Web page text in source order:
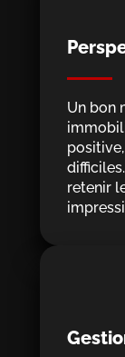
Un bon
retenir